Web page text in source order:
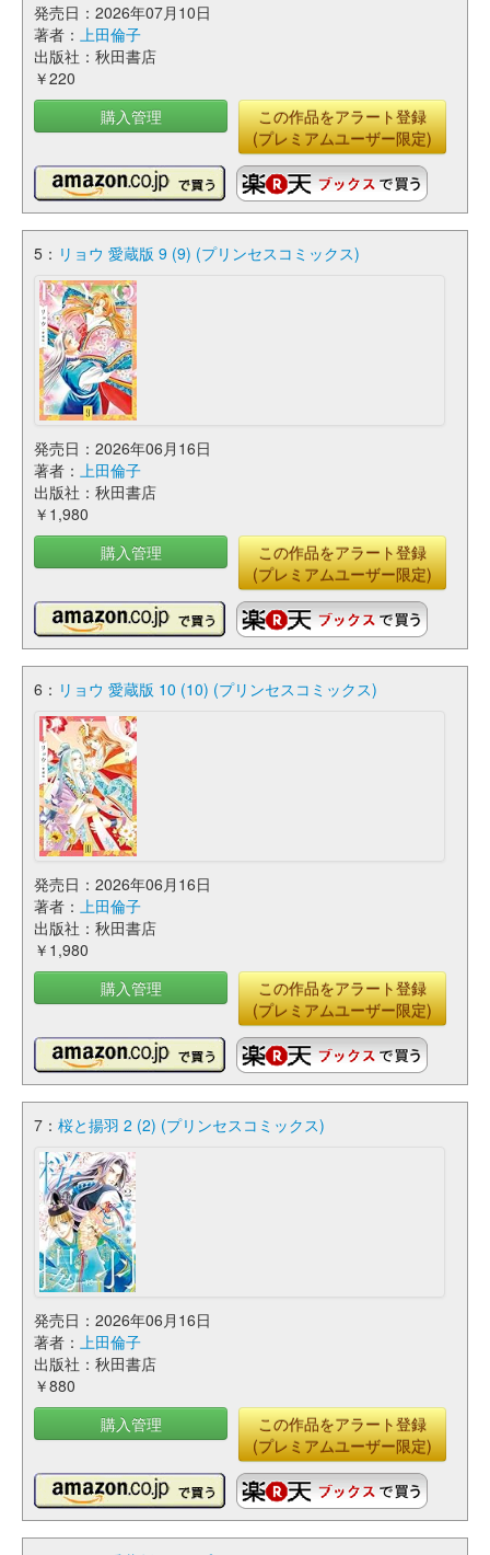
発売日：2026年07月10日
著者： 上田倫子
出版社：秋田書店
￥220
購入管理
この作品をアラート登録
(プレミアムユーザー限定)
5： リョウ 愛蔵版 9 (9) (プリンセスコミックス)
発売日：2026年06月16日
著者： 上田倫子
出版社：秋田書店
￥1,980
購入管理
この作品をアラート登録
(プレミアムユーザー限定)
6： リョウ 愛蔵版 10 (10) (プリンセスコミックス)
発売日：2026年06月16日
著者： 上田倫子
出版社：秋田書店
￥1,980
購入管理
この作品をアラート登録
(プレミアムユーザー限定)
7： 桜と揚羽 2 (2) (プリンセスコミックス)
発売日：2026年06月16日
著者： 上田倫子
出版社：秋田書店
￥880
購入管理
この作品をアラート登録
(プレミアムユーザー限定)